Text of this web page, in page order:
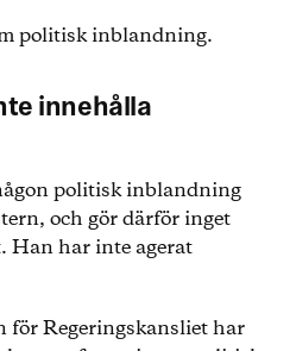
politisk inblandning.
innehålla
politisk inblandning
och gör därför inget
Han har inte agerat
för Regeringskansliet har